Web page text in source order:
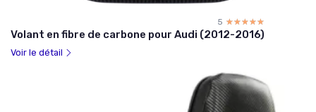
5 ☆☆☆☆☆
★★★★★
Volant en fibre de carbone pour Audi (2012-2016)
Voir le détail